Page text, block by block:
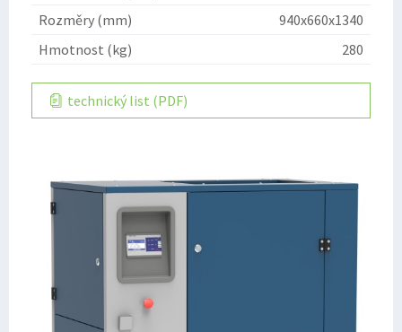
Rozměry (mm)
940x660x1340
Hmotnost (kg)
280
technický list (PDF)